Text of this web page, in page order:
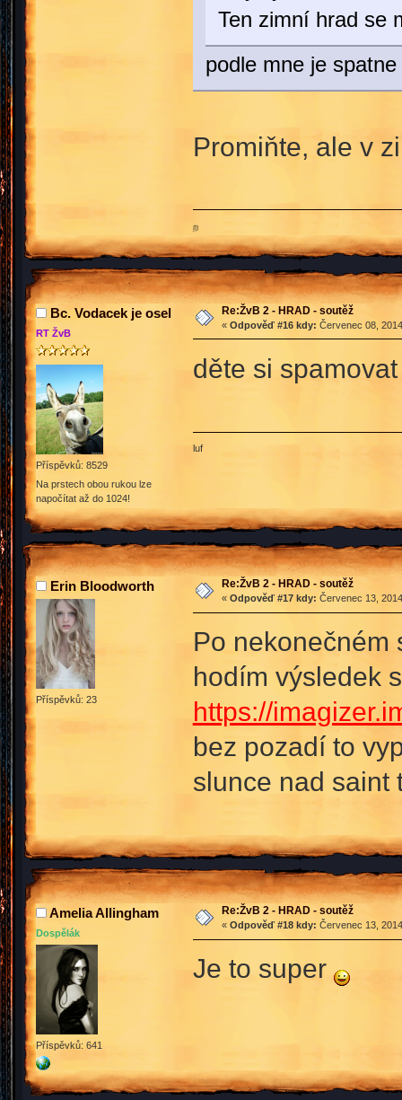
Ten zimní hrad se
podle mne je
Promiňte, ale v
ற
Bc. Vodacek je osel
RT ŽvB
Příspěvků: 8529
Na prstech obou rukou lze
napočítat až do 1024!
Re:ŽvB 2 - HRAD - soutěž
« Odpověď #16 kdy: Červenec 08,
děte si
luf
Erin Bloodworth
Příspěvků: 23
Re:ŽvB 2 - HRAD - soutěž
« Odpověď #17 kdy: Červenec 13,
Po nekonečném
hodím výsledek
https://
bez pozadí to
slunce nad
Amelia Allingham
Dospělák
Příspěvků: 641
Re:ŽvB 2 - HRAD - soutěž
« Odpověď #18 kdy: Červenec 13,
Je to super